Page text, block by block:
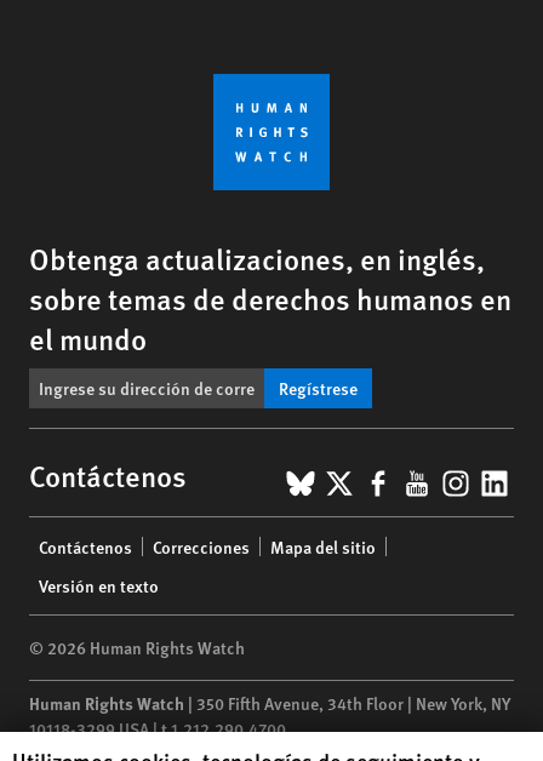
Obtenga actualizaciones, en inglés,
sobre temas de derechos humanos en
el mundo
Regístrese
Contáctenos BlueSky
X Facebook
YouTube
menu
Contáctenos Correcciones
Mapa del sitio
Versión en texto
© 2026 Human Rights Watch
Human Rights Watch | 350 Fifth Avenue, 34th Floor | New York, NY
10118-3299USA|t1.212.290.4700